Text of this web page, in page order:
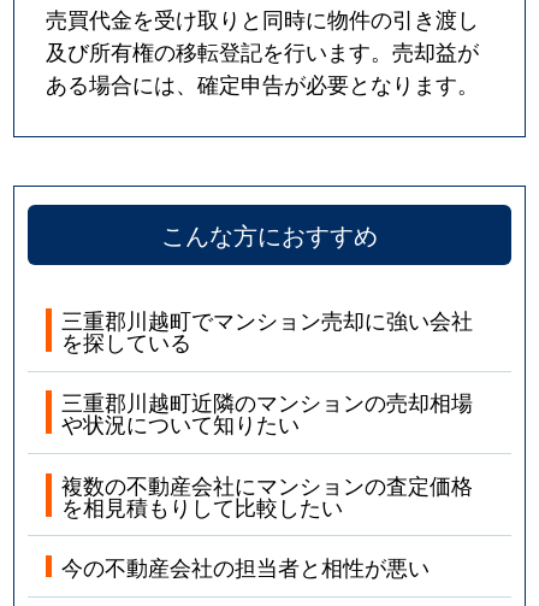
売買代金を受け取りと同時に物件の引き渡し
及び所有権の移転登記を行います。売却益が
ある場合には、確定申告が必要となります。
こんな方におすすめ
三重郡川越町でマンション売却に強い会社
を探している
三重郡川越町近隣のマンションの売却相場
や状況について知りたい
複数の不動産会社にマンションの査定価格
を相見積もりして比較したい
今の不動産会社の担当者と相性が悪い